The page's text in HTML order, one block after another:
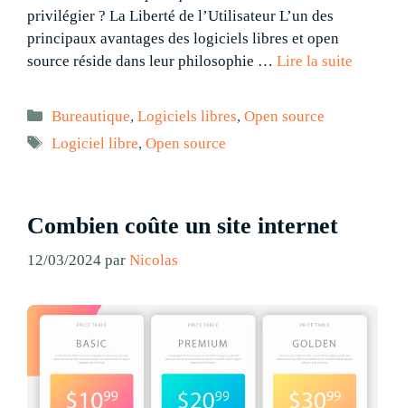
privilégier ? La Liberté de l’Utilisateur L’un des
principaux avantages des logiciels libres et open
source réside dans leur philosophie … Lire la suite
Catégories
Bureautique,Logiciels libres,Open source
Étiquettes
Logiciel libre,Open source
Combien coûte un site internet
12/03/2024 par Nicolas